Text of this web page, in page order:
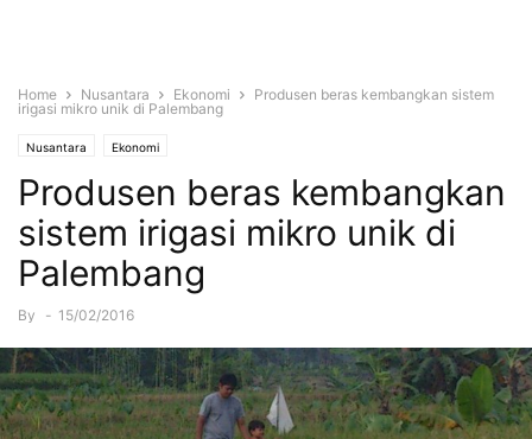
Home Nusantara Ekonomi
Produsen beras kembangkan sistem
irigasi mikro unik di Palembang
Nusantara Ekonomi
Produsen beras kembangkan
sistem irigasi mikro unik di
Palembang
By - 15/02/2016